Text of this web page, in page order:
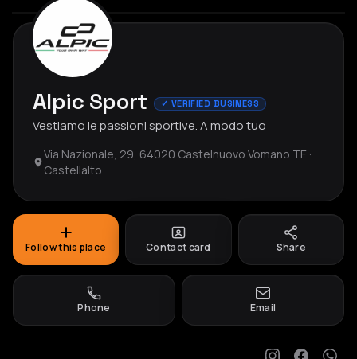
Alpic Sport ✓ VERIFIED BUSINESS
Vestiamo le passioni sportive. A modo tuo
Via Nazionale, 29, 64020 Castelnuovo Vomano TE ·
Castellalto
Follow this place Contact card Share
Phone Email